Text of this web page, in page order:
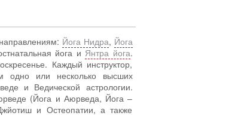
Йога Нидра, Йога
йога и Янтра йога.
Каждый инструктор,
одно или несколько высших
и Ведической астрологии.
(Йога и Аюрведа, Йога –
и Остеопатии, а также